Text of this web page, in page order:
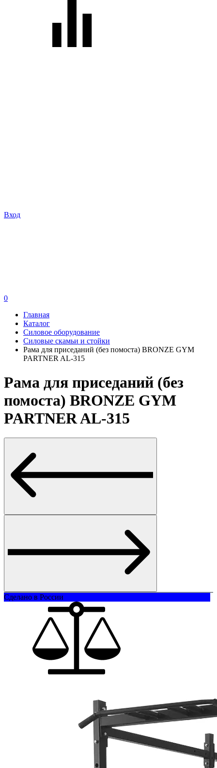
Вход
0
Главная
Каталог
Силовое оборудование
Силовые скамьи и стойки
Рама для приседаний (без помоста) BRONZE GYM
PARTNER AL-315
Рама для приседаний (без
помоста) BRONZE GYM
PARTNER AL-315
Сделано в России